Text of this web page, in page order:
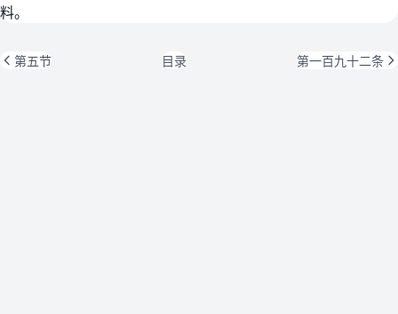
料。
第五节 目录 第一百九十二条